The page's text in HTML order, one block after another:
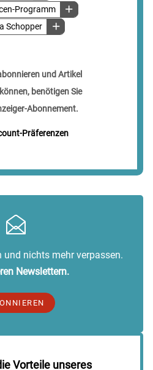
Programm
Schopper
und Artikel
benötigen Sie
Abonnement.
Präferenzen
nichts mehr verpassen.
Newslettern.
Vorteile unseres